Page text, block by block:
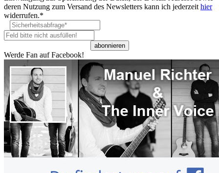
deren Nutzung zum Versand des Newsletters kann ich jederzeit hier
widerrufen.*
Werde Fan auf Facebook!